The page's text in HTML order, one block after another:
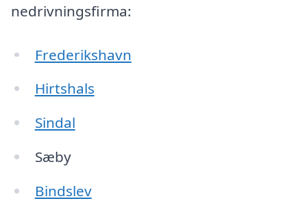
nedrivningsfirma:
Frederikshavn
Hirtshals
Sindal
Sæby
Bindslev